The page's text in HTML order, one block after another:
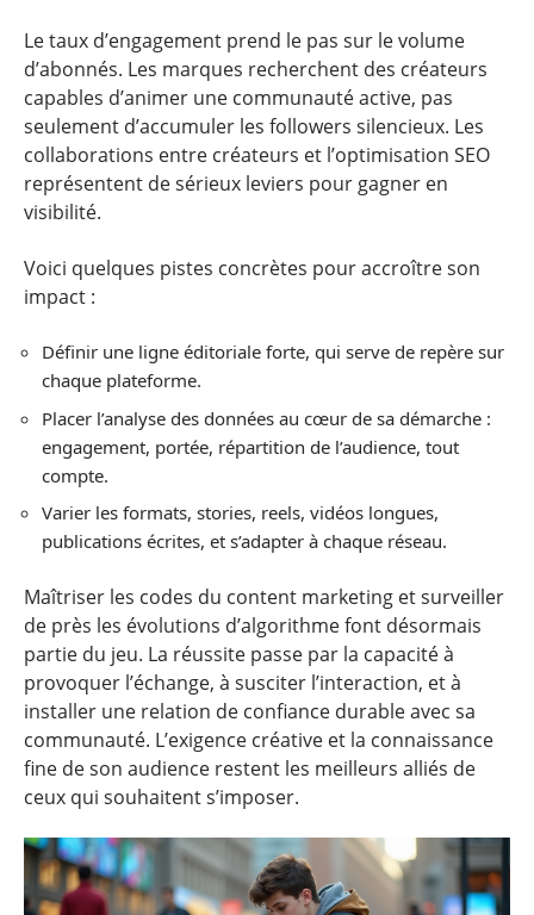
Le taux d’engagement prend le pas sur le volume
d’abonnés. Les marques recherchent des créateurs
capables d’animer une communauté active, pas
seulement d’accumuler les followers silencieux. Les
collaborations entre créateurs et l’optimisation SEO
représentent de sérieux leviers pour gagner en
visibilité.
Voici quelques pistes concrètes pour accroître son
impact :
Définir une ligne éditoriale forte, qui serve de repère sur
chaque plateforme.
Placer l’analyse des données au cœur de sa démarche :
engagement, portée, répartition de l’audience, tout
compte.
Varier les formats, stories, reels, vidéos longues,
publications écrites, et s’adapter à chaque réseau.
Maîtriser les codes du content marketing et surveiller
de près les évolutions d’algorithme font désormais
partie du jeu. La réussite passe par la capacité à
provoquer l’échange, à susciter l’interaction, et à
installer une relation de confiance durable avec sa
communauté. L’exigence créative et la connaissance
fine de son audience restent les meilleurs alliés de
ceux qui souhaitent s’imposer.